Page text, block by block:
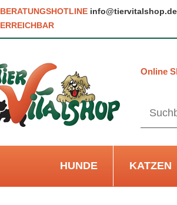
BERATUNGSHOTLINE info@tiervitalshop.de
ERREICHBAR
Online
HUNDE KATZEN